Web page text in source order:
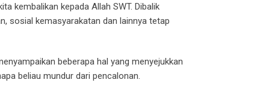
kembalikan kepada Allah SWT. Dibalik
sosial kemasyarakatan dan lainnya tetap
beberapa hal yang menyejukkan
beliau mundur dari pencalonan.